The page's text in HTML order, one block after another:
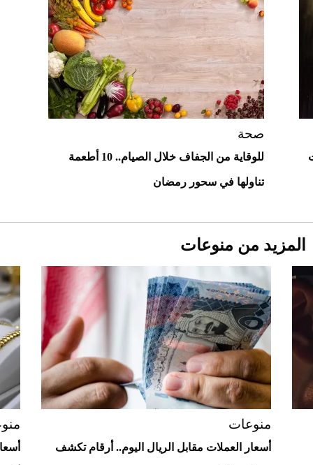
أغلى 10 عطور في العالم للرجال تمنحك فخامة
استثنائية
Aston Martin Valiant: على هوى الأبطال
"بوجاتي ميسترال" الاستثنائية للبيع في
2026-07-23
صحة
للوقاية من الجفاف خلال الصيام.. 10 أطعمة
تناولها في سحور رمضان
المزيد من منوعات
منوعات
أسعار العملات مقابل الريال اليوم.. أرقام تكشف